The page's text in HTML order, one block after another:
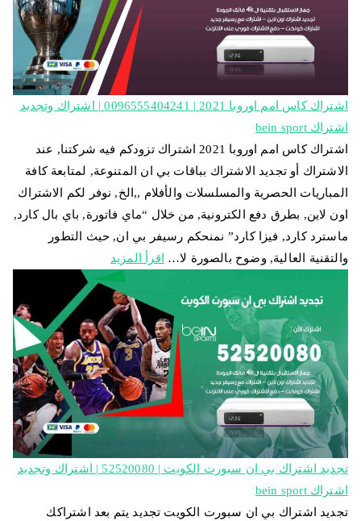
اشتراك كاس امم اوروبا 2021 | 0096555404241 | اشتراك وتجديد
اشتراك bein sport
اشتراك كاس امم اوروبا 2021 اشتراك تزودكم فيه شركتنا, عند
الاشتراك أو تجديد الاشتراك بباقات بي ان المتنوعة, لمتابعة كافة
المباريات الحصرية والمسلسلات والأفلام ,,الخ, نوفر لكم الاشتراك
اون لاين, بطرق دفع الكترونية, من خلال “ماي فاتورة, باي بال كارد,
ماسترد كارد, فيزا كارد” نمنحكم رسيفر بي ان, حيث التطور
والتقنية العالية, وضوح بالصورة لا…
اقرأ المزيد
تجديد اشتراك بي ان سبورت الكويت | 52520080 | اشتراك وتجديد
اشتراك bein sport
تجديد اشتراك بي ان سبورت الكويت تجديد يتم بعد اشتراكك